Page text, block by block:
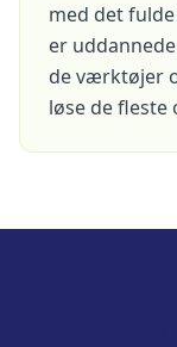
med det
er
de værktøjer
løse de fleste